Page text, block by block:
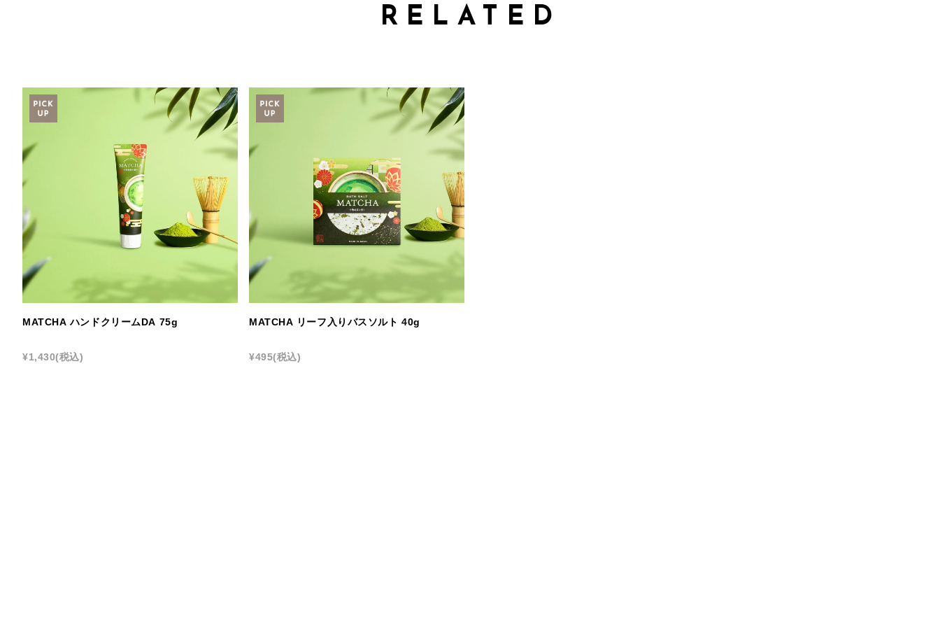
RELATED
MATCHA ハンドクリームDA 75g
¥1,430(税込)
MATCHA リーフ入りバスソルト 40g
¥495(税込)